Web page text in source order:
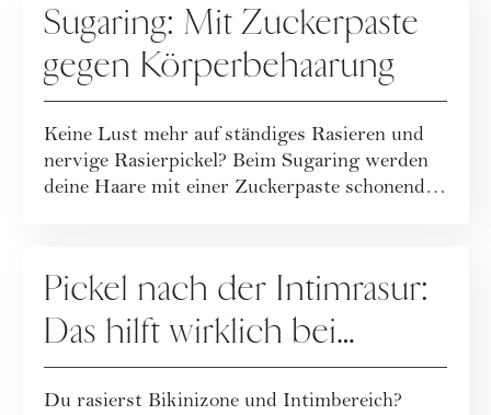
Sugaring: Mit Zuckerpaste
gegen Körperbehaarung
Keine Lust mehr auf ständiges Rasieren und
nervige Rasierpickel? Beim Sugaring werden
deine Haare mit einer Zuckerpaste schonend
Pickel nach der Intimrasur:
Das hilft wirklich bei
Rasurbrand
Du rasierst Bikinizone und Intimbereich?